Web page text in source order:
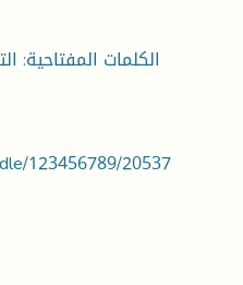
الكلمات المفتاحية:
123456789/20537